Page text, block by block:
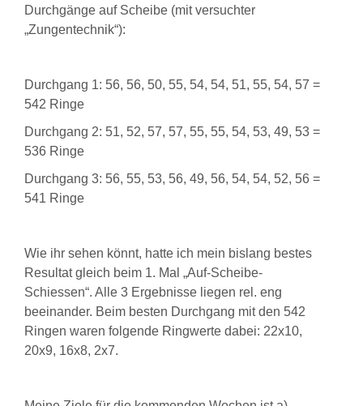
Durchgänge auf Scheibe (mit versuchter
„Zungentechnik“):
Durchgang 1: 56, 56, 50, 55, 54, 54, 51, 55, 54, 57 =
542 Ringe
Durchgang 2: 51, 52, 57, 57, 55, 55, 54, 53, 49, 53 =
536 Ringe
Durchgang 3: 56, 55, 53, 56, 49, 56, 54, 54, 52, 56 =
541 Ringe
Wie ihr sehen könnt, hatte ich mein bislang bestes
Resultat gleich beim 1. Mal „Auf-Scheibe-
Schiessen“. Alle 3 Ergebnisse liegen rel. eng
beeinander. Beim besten Durchgang mit den 542
Ringen waren folgende Ringwerte dabei: 22x10,
20x9, 16x8, 2x7.